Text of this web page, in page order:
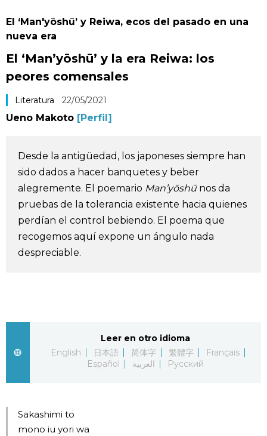
Tecnología
Vida
Guía de Japón
En profundidad
Más
Noticias official SNS
El ‘Man'yōshū’ y Reiwa, ecos del pasado en una
nueva era
El ‘Man’yōshū’ y la era Reiwa: los
peores comensales
Literatura 22/05/2021
Ueno Makoto [Perfil]
Desde la antigüedad, los japoneses siempre han
sido dados a hacer banquetes y beber
alegremente. El poemario Man’yōshūnos da
pruebas de la tolerancia existente hacia quienes
perdían el control bebiendo. El poema que
recogemos aquí expone un ángulo nada
despreciable.
Leer en otro idioma
English
日本語 简体字 繁體字
Français
Español
العربية Русский
Sakashimi to
mono iu yori wa